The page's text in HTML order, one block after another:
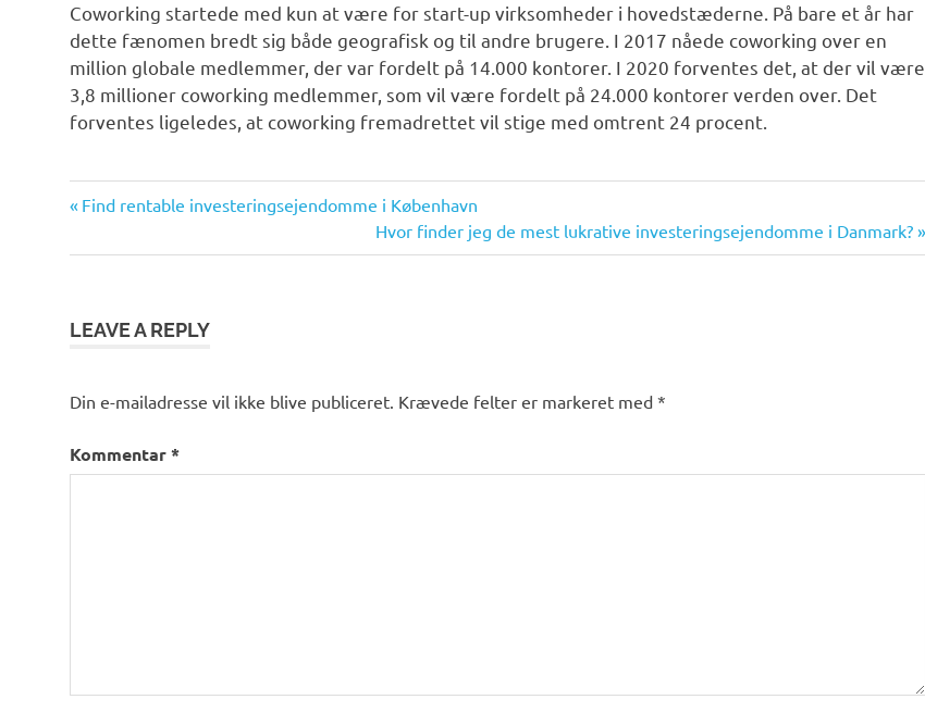
Coworking startede med kun at være for start-up virksomheder i hovedstæderne. På bare et år har
dette fænomen bredt sig både geografisk og til andre brugere. I 2017 nåede coworking over en
million globale medlemmer, der var fordelt på 14.000 kontorer. I 2020 forventes det, at der vil være
3,8 millioner coworking medlemmer, som vil være fordelt på 24.000 kontorer verden over. Det
forventes ligeledes, at coworking fremadrettet vil stige med omtrent 24 procent.
Indlægsnavigation
Previous
Find rentable investeringsejendomme i København
Next
Post:
Hvor finder jeg de mest lukrative investeringsejendomme i Danmark?
LEAVE A REPLY
Din e-mailadresse vil ikke blive publiceret. Krævede felter er markeret med *
Kommentar*